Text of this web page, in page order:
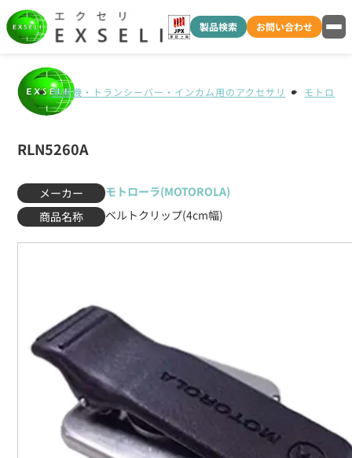
製品検索 お問い合わせ
無線機・トランシーバー・インカム用のアクセサリ モトロー
RLN5260A
メーカー
モトローラ(MOTOROLA)
商品名称
ベルトクリップ(4cm幅)